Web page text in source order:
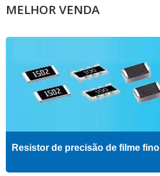
MELHOR VENDA
Resistor de precisão de filme fino